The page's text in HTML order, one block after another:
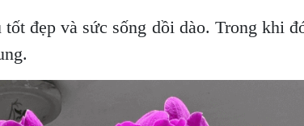
đẹp và sức sống dồi dào. Trong khi